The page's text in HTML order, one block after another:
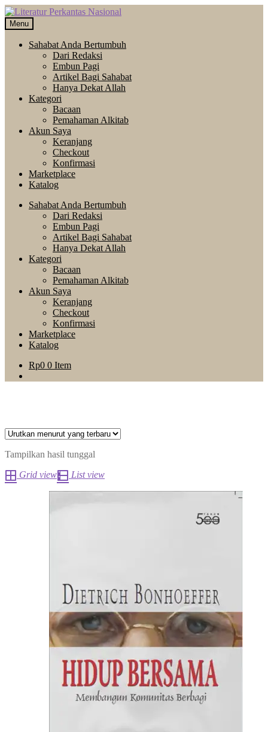
Skip
to
navigation
Langsung
ke
isi
Menu
Sahabat Anda Bertumbuh
Dari Redaksi
Embun Pagi
Artikel Bagi Sahabat
Hanya Dekat Allah
Kategori
Bacaan
Pemahaman Alkitab
Akun Saya
Keranjang
Checkout
Konfirmasi
Marketplace
Katalog
Sahabat Anda Bertumbuh
Dari Redaksi
Embun Pagi
Artikel Bagi Sahabat
Hanya Dekat Allah
Kategori
Bacaan
Pemahaman Alkitab
Akun Saya
Keranjang
Checkout
Konfirmasi
Marketplace
Katalog
Rp0 0 Item
Tampilkan hasil tunggal
Grid view
List view